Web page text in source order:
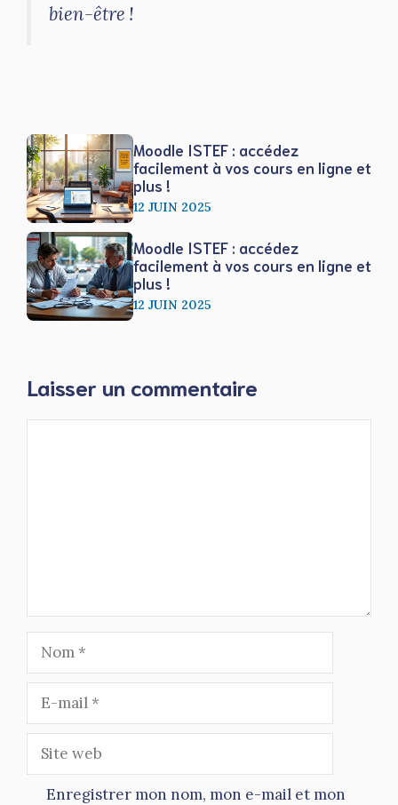
bien-être !
Moodle ISTEF : accédez
facilement à vos cours en ligne et
plus !
12 JUIN 2025
Moodle ISTEF : accédez
facilement à vos cours en ligne et
plus !
12 JUIN 2025
Laisser un commentaire
mail
web
Enregistrer mon nom, mon e-mail et mon